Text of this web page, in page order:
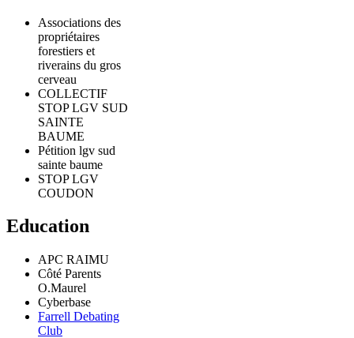
Associations des
propriétaires
forestiers et
riverains du gros
cerveau
COLLECTIF
STOP LGV SUD
SAINTE
BAUME
Pétition lgv sud
sainte baume
STOP LGV
COUDON
Education
APC RAIMU
Côté Parents
O.Maurel
Cyberbase
Farrell Debating
Club